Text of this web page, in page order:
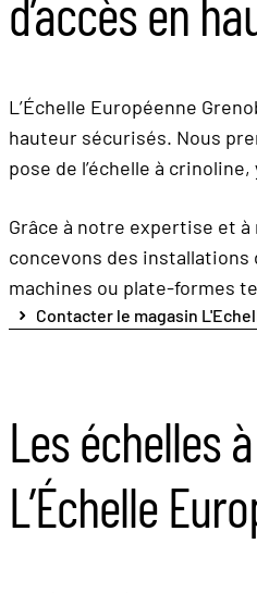
d’accès en
L’Échelle Européenne
hauteur sécurisés. Nous
pose de l’échelle à
Grâce à notre expertise et
concevons des
machines ou plate-formes
Contacter le magasin
Les échelles
L’Échelle